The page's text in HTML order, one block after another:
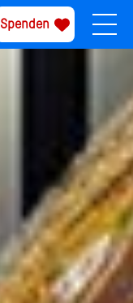
Spenden